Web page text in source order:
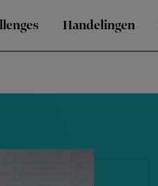
Handelingen